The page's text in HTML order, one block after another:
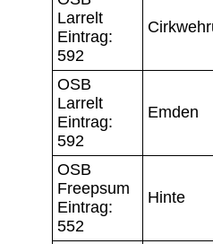
Larrelt
Eintrag:
592
OSB
Larrelt
Eintrag:
592
Emden
OSB
Freepsum
Eintrag:
552
Hinte